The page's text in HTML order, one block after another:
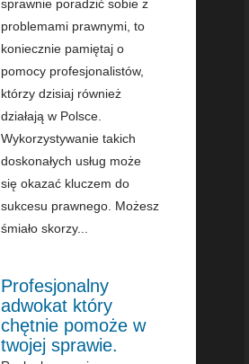
sprawnie poradzić sobie z
problemami prawnymi, to
koniecznie pamiętaj o
pomocy profesjonalistów,
którzy dzisiaj również
działają w Polsce.
Wykorzystywanie takich
doskonałych usług może
się okazać kluczem do
sukcesu prawnego. Możesz
śmiało skorzy...
Profesjonalny
adwokat który
chętnie pomoże w
twojej sprawie.